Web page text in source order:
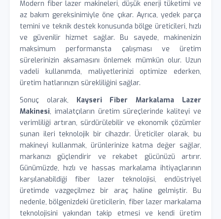
Modern fiber lazer makineleri, düşük enerji tüketimi ve
az bakım gereksinimiyle öne çıkar. Ayrıca, yedek parça
temini ve teknik destek konusunda bölge üreticileri, hızlı
ve güvenilir hizmet sağlar. Bu sayede, makinenizin
maksimum performansta çalışması ve üretim
sürelerinizin aksamasını önlemek mümkün olur. Uzun
vadeli kullanımda, maliyetlerinizi optimize ederken,
üretim hatlarınızın sürekliliğini sağlar.
Sonuç olarak, Kayseri Fiber Markalama Lazer
Makinesi, imalatçıların üretim süreçlerinde kaliteyi ve
verimliliği artıran, sürdürülebilir ve ekonomik çözümler
sunan ileri teknolojik bir cihazdır. Üreticiler olarak, bu
makineyi kullanmak, ürünlerinize katma değer sağlar,
markanızı güçlendirir ve rekabet gücünüzü artırır.
Günümüzde, hızlı ve hassas markalama ihtiyaçlarının
karşılanabildiği fiber lazer teknolojisi, endüstriyel
üretimde vazgeçilmez bir araç haline gelmiştir. Bu
nedenle, bölgenizdeki üreticilerin, fiber lazer markalama
teknolojisini yakından takip etmesi ve kendi üretim